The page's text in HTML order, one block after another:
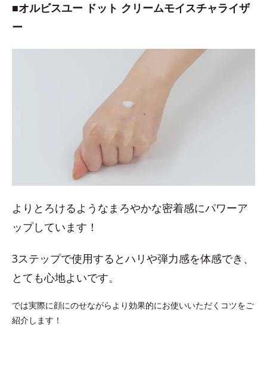
■オルビスユー ドット クリームモイスチャライザ
ー
よりとろけるようなまろやかな密着感にパワーア
ップしています！
3ステップで使用するとハリや弾力感を体感でき、
とても心地よいです。
では実際に顔にのせながらより効果的にお使いいただくコツをご
紹介します！